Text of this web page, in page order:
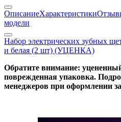
ОписаниеХарактеристики
модели
Набор электрических зубных
и белая (2 шт) (УЦЕНКА)
Обратите внимание:
поврежденная упаковка.
менеджеров при оформлении